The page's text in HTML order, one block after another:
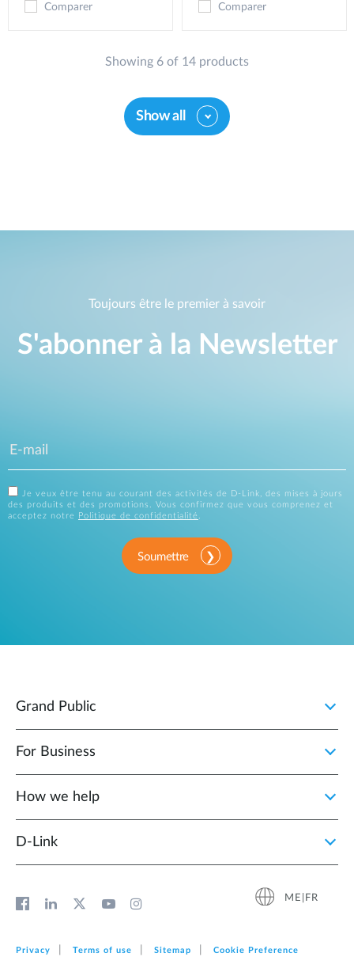
Comparer Comparer
Showing 6 of 14 products
Show all
Toujours être le premier à savoir
S'abonner à la Newsletter
Je veux être tenu au courant des activités de D-Link, des mises à jours
des produits et des promotions. Vous confirmez que vous comprenez et
acceptez notre
Politique de confidentialité
Soumettre
Grand Public
For Business
How we help
D‑Link
ME|FR
Privacy Terms of use Sitemap Cookie Preference